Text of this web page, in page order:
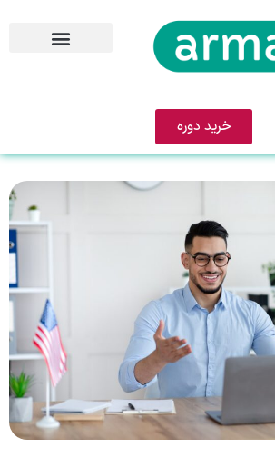
خرید دوره